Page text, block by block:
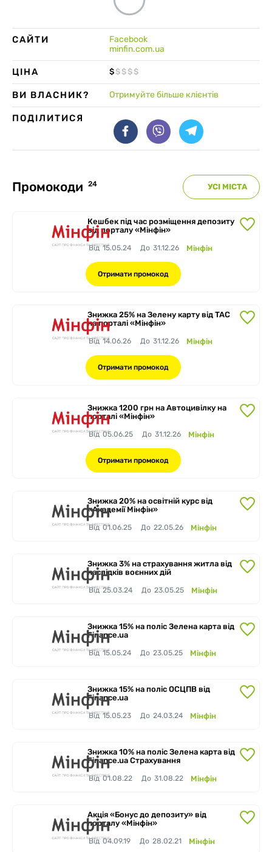
Промокоди 24 УСІ МІСТА
Кешбек під час розміщення депозиту
від порталу «Мінфін»
Від 15.05.24 До 31.12.26 Мінфін
Отримати промокод
Знижка 25% на Зелену карту від TAC
на порталі «Мінфін»
Від 14.06.26 До 31.12.26 Мінфін
Отримати промокод
Знижка 1200 грн на Автоцивілку на
порталі «Мінфін»
Від 05.06.25 До 31.12.26 Мінфін
Отримати промокод
Знижка 20% на освітній курс від
«Академії Мінфін»
Від 01.06.25 До 22.05.26 Мінфін
Знижка 3% на страхування житла від
наслідків воєнних дій
Від 25.03.24 До 23.05.25 Мінфін
Знижка 15% на поліс Зелена карта від
Finance.ua
Від 15.05.24 До 23.05.25 Мінфін
Знижка 15% на поліс ОСЦПВ від
Finance.ua
Від 15.05.23 До 24.03.24 Мінфін
Знижка 10% на поліс Зелена карта від
Finance.ua Страхування
Від 01.08.22 До 31.08.22 Мінфін
Акція «Бонус до депозиту» від
порталу «Мінфін»
Від 04.09.19 До 28.02.21 Мінфін
САЙТИ
Facebook
minfin.com.ua
ЦІНА $ $ $ $ $
ВИ ВЛАСНИК? Отримуйте більше клієнтів
ПОДІЛИТИСЯ